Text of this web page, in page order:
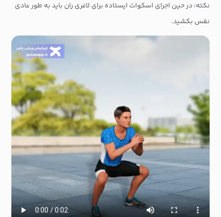
نکته: در حین اجرای اسکوات ایستاده برای لاغری ران باید به طور عادی
نفس بکشید.